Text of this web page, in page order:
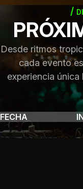
Desde ritmos
cada evento
experiencia
FECHA